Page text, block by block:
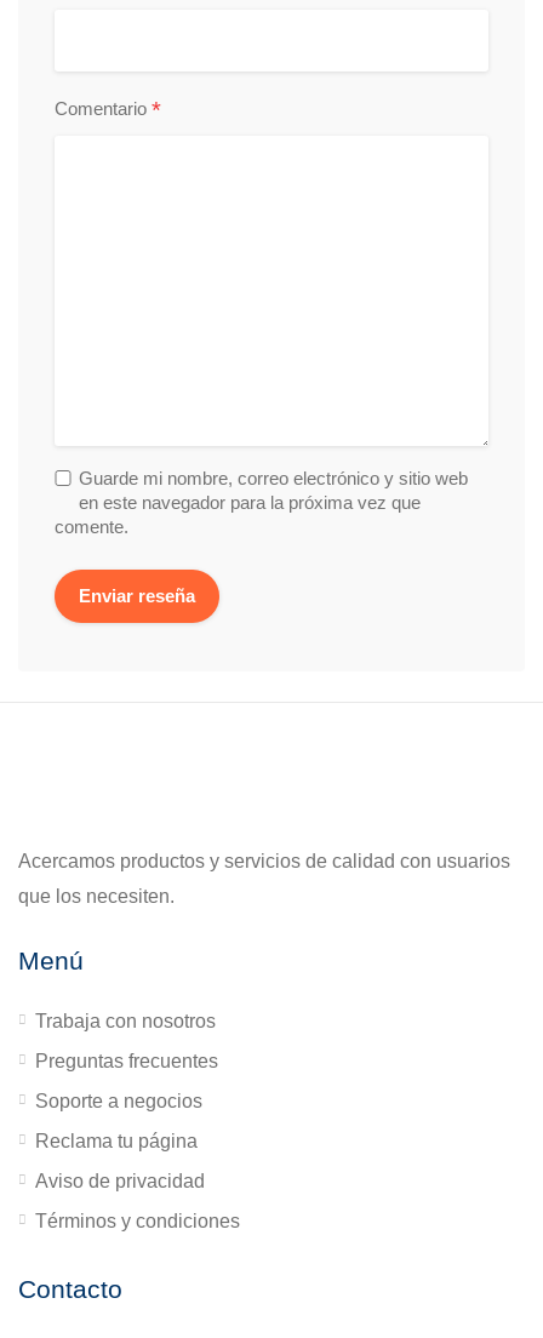
Comentario *
Guarde mi nombre, correo electrónico y sitio web
en este navegador para la próxima vez que
comente.
Acercamos productos y servicios de calidad con usuarios
que los necesiten.
Menú
Trabaja con nosotros
Preguntas frecuentes
Soporte a negocios
Reclama tu página
Aviso de privacidad
Términos y condiciones
Contacto